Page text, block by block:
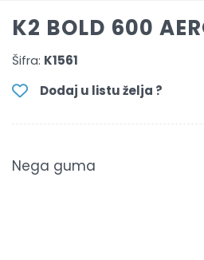
K2 BOLD 600
Šifra: K1561
Dodaj u listu želja ?
Nega guma